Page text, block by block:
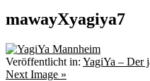
mawayXyagiya7
Veröffentlicht in: YagiYa – Der
Next Image »